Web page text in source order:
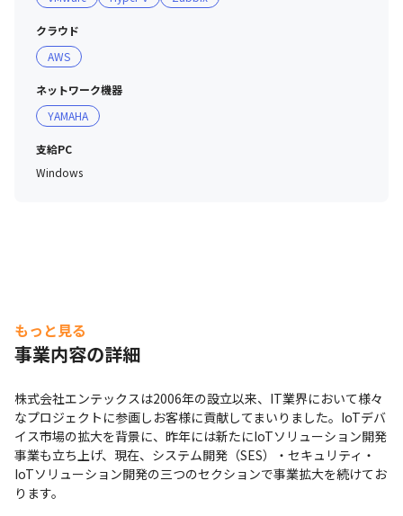
クラウド
AWS
ネットワーク機器
YAMAHA
支給PC
Windows
もっと見る
事業内容の詳細
株式会社エンテックスは2006年の設立以来、IT業界において様々
なプロジェクトに参画しお客様に貢献してまいりました。IoTデバ
イス市場の拡大を背景に、昨年には新たにIoTソリューション開発
事業も立ち上げ、現在、システム開発（SES）・セキュリティ・
IoTソリューション開発の三つのセクションで事業拡大を続けてお
ります。